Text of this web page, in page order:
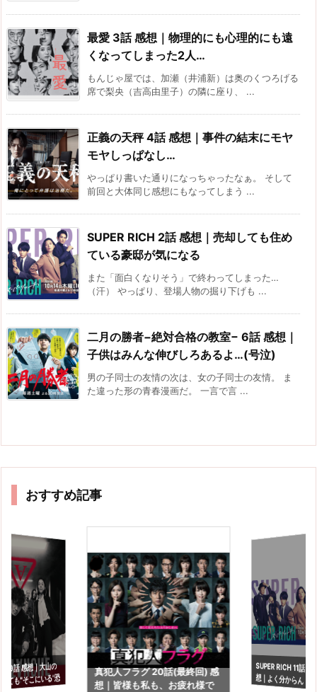
最愛 3話 感想｜物理的にも心理的にも遠
くなってしまった2人…
もんじゃ屋では、加瀬（井浦新）は奥のくつろげる
席で梨央（吉高由里子）の隣に座り、 ...
正義の天秤 4話 感想｜事件の結末にモヤ
モヤしっぱなし…
やっぱり書いた通りになっちゃったなぁ。 そして
前回と大体同じ感想にもなってしまう ...
SUPER RICH 2話 感想｜売却しても住め
ている豪邸が気になる
また「面白くなりそう」で終わってしまった…
（汗） やっぱり、登場人物の掘り下げも ...
二月の勝者−絶対合格の教室− 6話 感想｜
子供はみんな伸びしろあるよ…(号泣)
男の子同士の友情の次は、女の子同士の友情。 ま
た違った形の青春漫画だ。 一言で言 ...
おすすめ記事
9話 感想｜大山の
ても"そこにいる"恐
真犯人フラグ 20話(最終回) 感
想｜皆様も私も、お疲れ様で
SUPER RICH 11話(
想｜よく分からんド